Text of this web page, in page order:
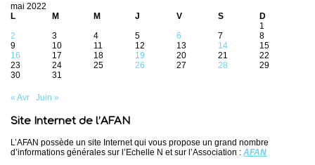
mai 2022
L
M M J V S
D
1
2
3 4 5 6 7
8
9
10 11 12 13 14
15
16
17 18 19 20 21
22
23
24 25 26 27 28
29
30
31
« Avr Juin »
Site Internet de l’AFAN
L’AFAN possède un site Internet qui vous propose un grand nombre
d’informations générales sur l’Echelle N et sur l’Association : AFAN